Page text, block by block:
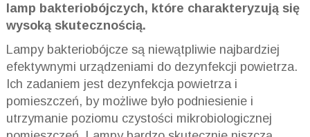
lamp bakteriobójczych, które charakteryzują się
wysoką skutecznością.
Lampy bakteriobójcze są niewątpliwie najbardziej
efektywnymi urządzeniami do dezynfekcji powietrza.
Ich zadaniem jest dezynfekcja powietrza i
pomieszczeń, by możliwe było podniesienie i
utrzymanie poziomu czystości mikrobiologicznej